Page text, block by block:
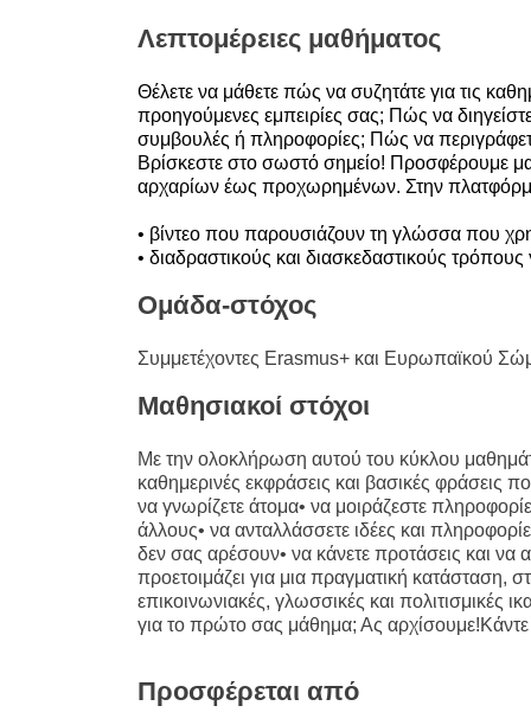
energy, climate change & the
environment
Λεπτομέρειες μαθήματος
Θέλετε να μάθετε πώς να συζητάτε για τις
προηγούμενες εμπειρίες σας; Πώς να
συμβουλές ή πληροφορίες; Πώς να
Βρίσκεστε στο σωστό σημείο! Προσφέρουμε
αρχαρίων έως προχωρημένων. Στην
• βίντεο που παρουσιάζουν τη γλώσσα που
• διαδραστικούς και διασκεδαστικούς τρόπους
Ομάδα-στόχος
Συμμετέχοντες Erasmus+ και Ευρωπαϊκού
Μαθησιακοί στόχοι
Με την ολοκλήρωση αυτού του κύκλου
καθημερινές εκφράσεις και βασικές φράσεις
να γνωρίζετε άτομα• να μοιράζεστε
άλλους• να ανταλλάσσετε ιδέες και
δεν σας αρέσουν• να κάνετε προτάσεις και να
προετοιμάζει για μια πραγματική κατάσταση,
επικοινωνιακές, γλωσσικές και πολιτισμικές
για το πρώτο σας μάθημα; Ας αρχίσουμε!Κάντε
Προσφέρεται από